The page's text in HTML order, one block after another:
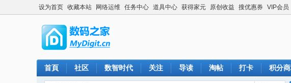
设为首页 收藏本站 网络运维 任务中心 道具中心 获得家元 原创收益 搜优惠券 VIP会员
首頁 社区 数智时代 关注 导读 淘帖 打卡 积分